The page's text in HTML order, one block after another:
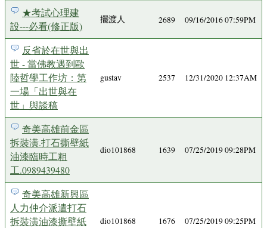
★考試心理建
設---必看(修正版)
擺渡人 2689 09/16/2016 07:59PM
反省於在世與出
世 - 當佛教遇到歐
陸哲學工作坊：第
一場「出世與在
世」與談稿
gustav 2537 12/31/2020 12:37AM
奇美高雄前金區
拆裝潢.打石撕壁紙
油漆臨時工粗
工.0989439480
dio101868 1639 07/25/2019 09:28PM
奇美高雄新興區
人力仲介派遣打石
拆裝潢油漆撕壁紙
dio101868 1676 07/25/2019 09:25PM